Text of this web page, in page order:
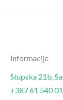
Informacije
Stupska 21b,
+387 61 540